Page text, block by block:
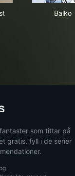
Balko
som tittar på
gratis, fyll i de serier